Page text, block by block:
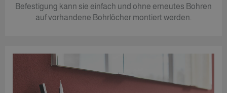
Befestigung kann sie einfach und ohne erneutes Bohren
auf vorhandene Bohrlöcher montiert werden.